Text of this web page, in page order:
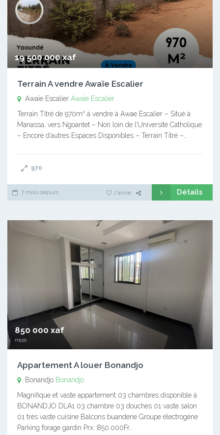
19 500 000 xaf
Terrain A vendre Awaïe Escalier
Awaïe Escalier Awaïe Escalier
Terrain Titré de 970m² à vendre à Awae Escalier – Situé à
Manassa, vers Ngoantet – Non loin de l’Université Catholique
– Encore d’autres Espaces Disponibles – Terrain Titré –…
970
7 mois depuis J'aime Détails
850 000 xaf
mois
Appartement A louer Bonandjo
Bonandjo Bonandjo
Magnifique et vaste appartement 03 chambres disponible à
BONANDJO DLA1 03 chambre 03 douches 01 vaste salon
01 très vaste cuisine Balcons buanderie Groupe électrogène
Parking forage gardin Prx: 850.000Fr…